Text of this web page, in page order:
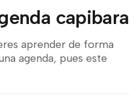
capibara
aprender de forma
agenda, pues este